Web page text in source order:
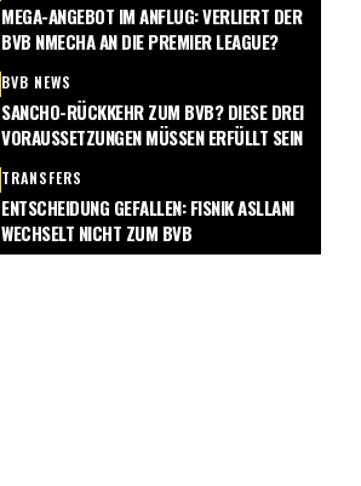
MEGA-ANGEBOT IM ANFLUG: VERLIERT DER
BVB NMECHA AN DIE PREMIER LEAGUE?
BVB NEWS
SANCHO-RÜCKKEHR ZUM BVB? DIESE DREI
VORAUSSETZUNGEN MÜSSEN ERFÜLLT SEIN
TRANSFERS
ENTSCHEIDUNG GEFALLEN: FISNIK ASLLANI
WECHSELT NICHT ZUM BVB